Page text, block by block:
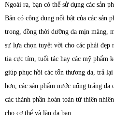
Ngoài ra, bạn có thể sử dụng các sản
Bản có công dụng nổi bật của các sản
trong, đồng thời dưỡng da mịn màng,
sự lựa chọn tuyệt vời cho các phái đẹp
tia cực tím, tuổi tác hay các mỹ phẩm
giúp phục hồi các tổn thương da, trả
hơn, các sản phẩm nước uống trắng
các thành phần hoàn toàn từ thiên
cho cơ thể và làn da bạn.